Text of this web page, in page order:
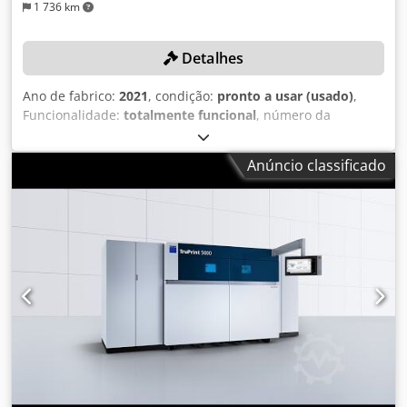
1 736 km
Detalhes
Ano de fabrico: 2021, condição: pronto a usar (usado),
Funcionalidade: totalmente funcional, número da
, DETALHES TÉCNICOS
Capacidade de carga máx.: aprox. 37 kg Capacidade
nominal de carga: aprox. 30 kg Alcance máx.: aprox. 2.101
mm Precisão de repetibilidade de posição: 0,05 mm (ISO
Temperatura ambiente em operação: 0 °C a 55 °C (273 K a
328 K) Temperatura ambiente para armazenagem e
transporte: -40 °C a 60 °C (233 K a 333 K) Positionador
Modelo: KUKA DKP400 V2 de dois eixos Placa de fixação
eletricamente isolada Resfriador de ar Modelo: Thermo
Modelo: Meltio Engine V2.0 Potência: 7,5 kW Frequência:
50/60 Hz Corrente nominal em plena carga: 22 A 3F + N +
PE, 200-240 V, 40A Comando Modelo: KR C5-2, KR C5
Anúncio classificado